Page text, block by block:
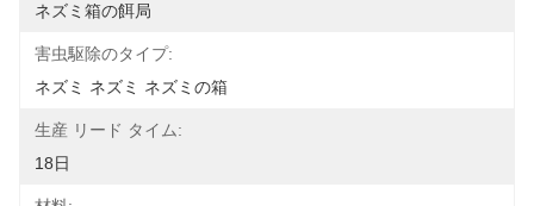
ネズミ箱の餌局
害虫駆除のタイプ:
ネズミ ネズミ ネズミの箱
生産 リード タイム:
18日